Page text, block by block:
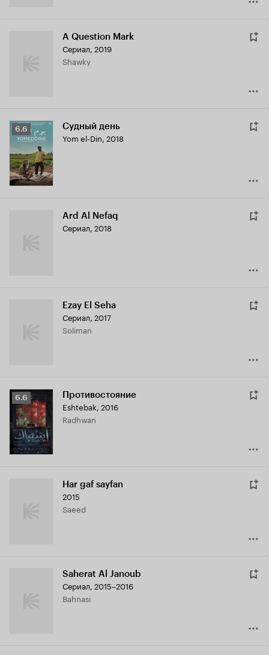
A Question Mark
Сериал, 2019
Shawky
Рейтинг
Кинопоиска
6.6
6.6 Судный день
Yom el-Din, 2018
Ard Al Nefaq
Сериал, 2018
Ezay El Seha
Сериал, 2017
Soliman
Рейтинг
Кинопоиска
6.6
6.6 Противостояние
Eshtebak, 2016
Radhwan
Har gaf sayfan
2015
Saeed
Saherat Al Janoub
Сериал, 2015–2016
Bahnasi